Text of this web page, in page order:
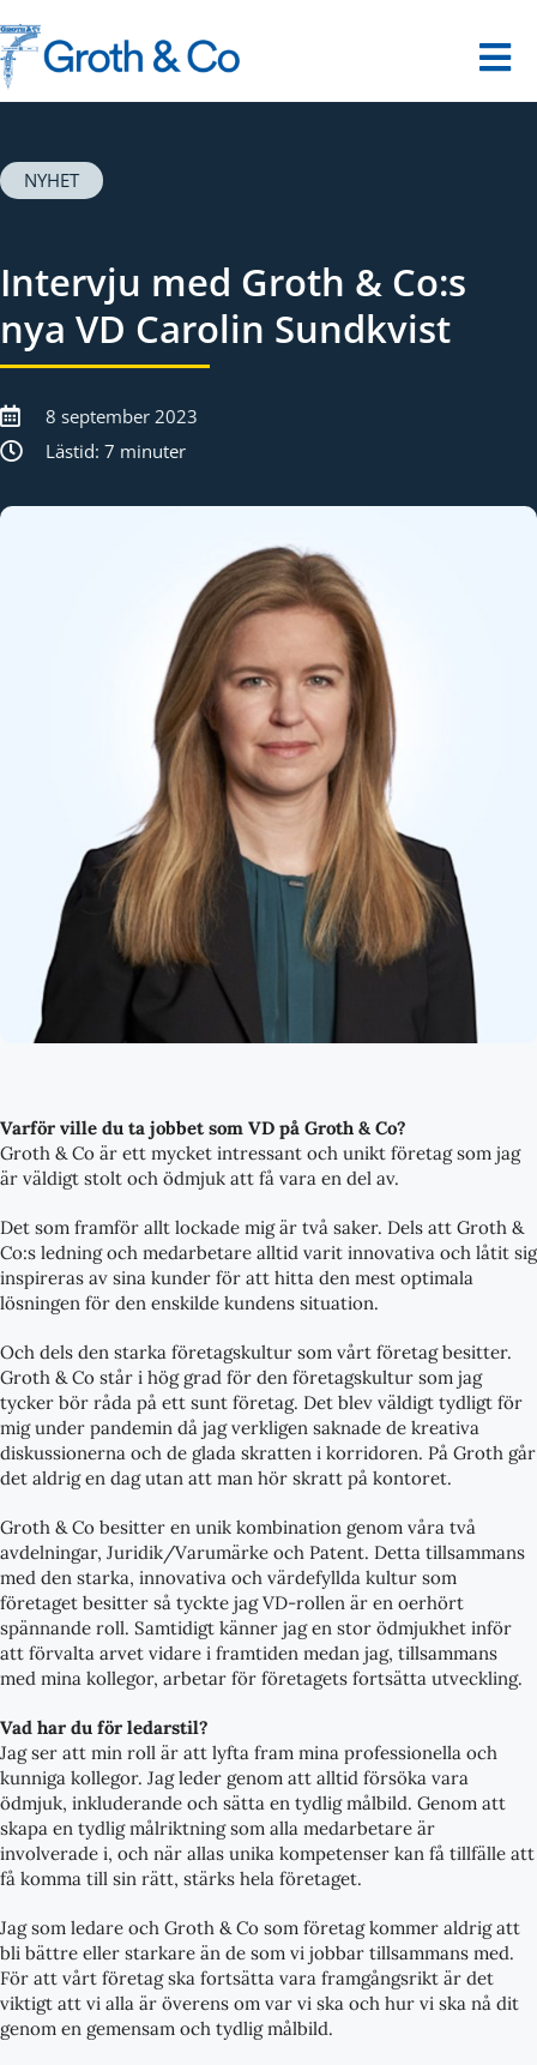
till
innehållet
Våra tjänster
Dina utmaningar
Om oss
Kontakt
NYHET
Intervju med Groth & Co:s
nya VD Carolin Sundkvist
8 september 2023
Lästid: 7 minuter
Varför ville du ta jobbet som VD på Groth & Co?
Groth & Co är ett mycket intressant och unikt företag som jag
är väldigt stolt och ödmjuk att få vara en del av.
Det som framför allt lockade mig är två saker. Dels att Groth &
Co:s ledning och medarbetare alltid varit innovativa och låtit sig
inspireras av sina kunder för att hitta den mest optimala
lösningen för den enskilde kundens situation.
Och dels den starka företagskultur som vårt företag besitter.
Groth & Co står i hög grad för den företagskultur som jag
tycker bör råda på ett sunt företag. Det blev väldigt tydligt för
mig under pandemin då jag verkligen saknade de kreativa
diskussionerna och de glada skratten i korridoren. På Groth går
det aldrig en dag utan att man hör skratt på kontoret.
Groth & Co besitter en unik kombination genom våra två
avdelningar, Juridik/Varumärke och Patent. Detta tillsammans
med den starka, innovativa och värdefyllda kultur som
företaget besitter så tyckte jag VD-rollen är en oerhört
spännande roll. Samtidigt känner jag en stor ödmjukhet inför
att förvalta arvet vidare i framtiden medan jag, tillsammans
med mina kollegor, arbetar för företagets fortsätta utveckling.
Vad har du för ledarstil?
Jag ser att min roll är att lyfta fram mina professionella och
kunniga kollegor. Jag leder genom att alltid försöka vara
ödmjuk, inkluderande och sätta en tydlig målbild. Genom att
skapa en tydlig målriktning som alla medarbetare är
involverade i, och när allas unika kompetenser kan få tillfälle att
få komma till sin rätt, stärks hela företaget.
Jag som ledare och Groth & Co som företag kommer aldrig att
bli bättre eller starkare än de som vi jobbar tillsammans med.
För att vårt företag ska fortsätta vara framgångsrikt är det
viktigt att vi alla är överens om var vi ska och hur vi ska nå dit
genom en gemensam och tydlig målbild.